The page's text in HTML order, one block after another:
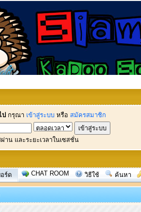
ป กรุณา เข้าสู่ระบบ หรือ สมัครสมาชิก
าน และระยะเวลาในเซสชั่น
อร์ด CHAT ROOM วิธีใช้ ค้นหา